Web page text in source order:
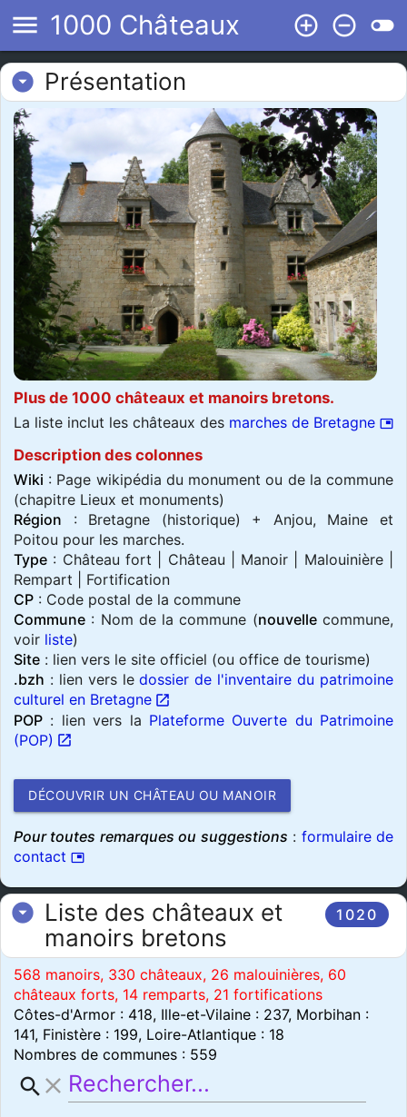
add_circle_outline remove_circle_outline toggle_off
menu 1000 Châteaux
arrow_drop_down_circle Présentation
Plus de 1000 châteaux et manoirs bretons.
La liste inclut les châteaux des marches de Bretagne picture_in_picture
Description des colonnes
Wiki : Page wikipédia du monument ou de la commune
(chapitre Lieux et monuments)
Région : Bretagne (historique) + Anjou, Maine et
Poitou pour les marches.
Type : Château fort | Château | Manoir | Malouinière |
Rempart | Fortification
CP : Code postal de la commune
Commune : Nom de la commune (nouvellecommune,
voir liste)
Site : lien vers le site officiel (ou office de tourisme)
.bzh : lien vers ledossier de l'inventaire du patrimoine
culturel en Bretagne open_in_new
POP : lien vers la Plateforme Ouverte du Patrimoine
(POP) open_in_new
DÉCOUVRIR UN CHÂTEAU OU MANOIR
Pour toutes remarques ou suggestions : formulaire de
contact picture_in_picture
arrow_drop_down_circle Liste des châteaux et
manoirs bretons
1020
568 manoirs, 330 châteaux, 26 malouinières, 60
châteaux forts, 14 remparts, 21 fortifications
Côtes-d'Armor : 418, Ille-et-Vilaine : 237, Morbihan :
141, Finistère : 199, Loire-Atlantique : 18
Nombres de communes : 559
search close